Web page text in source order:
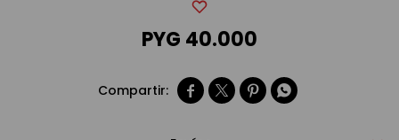
PYG 40.000
   
Bebidas sin alcohol